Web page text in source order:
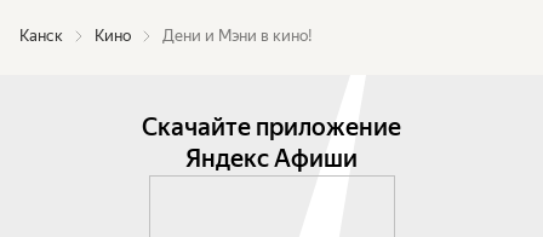
Канск Кино Дени и Мэни в кино!
Скачайте приложение
Яндекс Афиши